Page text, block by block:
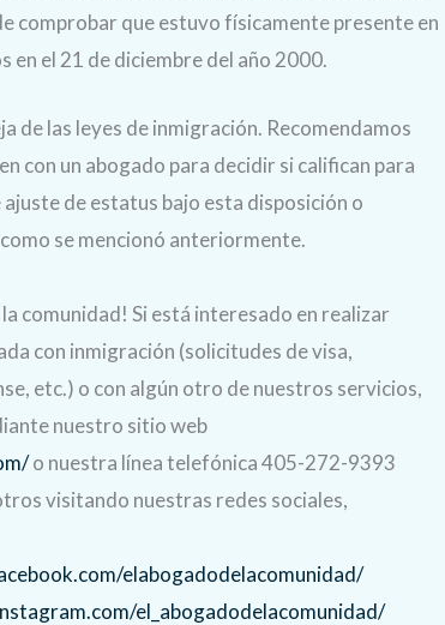
comprobar que estuvo físicamente presente en
en el 21 de diciembre del año 2000.
de las leyes de inmigración. Recomendamos
con un abogado para decidir si califican para
de estatus bajo esta disposición o
se mencionó anteriormente.
comunidad! Si está interesado en realizar
con inmigración (solicitudes de visa,
etc.) o con algún otro de nuestros servicios,
nuestro sitio web
o nuestra línea telefónica 405-272-9393
visitando nuestras redes sociales,
elabogadodelacomunidad/
el_abogadodelacomunidad/